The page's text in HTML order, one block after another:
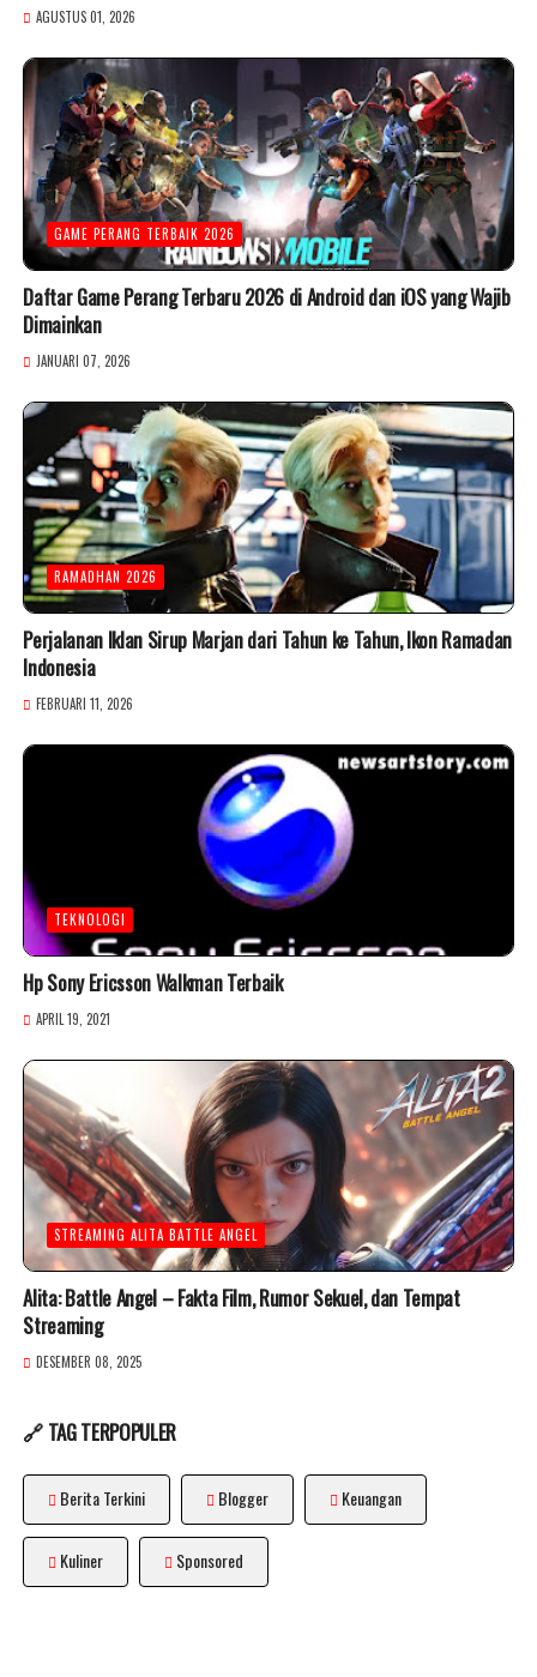
AGUSTUS 01, 2026
GAME PERANG TERBAIK 2026
Daftar Game Perang Terbaru 2026 di Android dan iOS yang Wajib
Dimainkan
JANUARI 07, 2026
RAMADHAN 2026
Perjalanan Iklan Sirup Marjan dari Tahun ke Tahun, Ikon Ramadan
Indonesia
FEBRUARI 11, 2026
TEKNOLOGI
Hp Sony Ericsson Walkman Terbaik
APRIL 19, 2021
STREAMING ALITA BATTLE ANGEL
Alita: Battle Angel – Fakta Film, Rumor Sekuel, dan Tempat
Streaming
DESEMBER 08, 2025
🔗 TAG TERPOPULER
Berita Terkini Blogger Keuangan
Kuliner Sponsored